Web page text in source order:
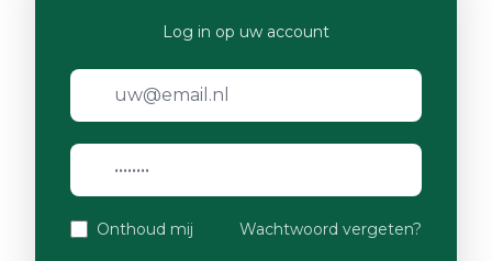
Log in op uw account
Onthoud mij Wachtwoord vergeten?